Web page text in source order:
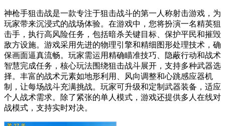
神枪手狙击战是一款专注于狙击战斗的第一人称射击游戏，为
玩家带来沉浸式的战场体验。在游戏中，您将扮演一名精英狙
击手，执行高风险任务，包括暗杀关键目标、保护平民和摧毁
敌方设施。游戏采用先进的物理引擎和精细图形处理技术，确
保画面逼真流畅。玩家需运用精确瞄准技巧、隐蔽行动和战术
智慧完成任务，核心玩法围绕狙击战斗展开，支持多种武器选
择。丰富的战术元素如地形利用、风向调整和心跳感应器机
制，让每场战斗充满挑战。玩家可升级和定制武器装备，适应
个人战术需求。除了紧张的单人模式，游戏还提供多人在线对
战模式，支持实时对决。